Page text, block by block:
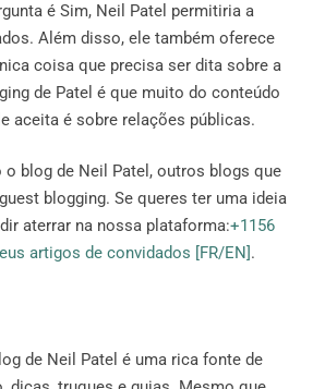
é Sim, Neil Patel permitiria a
Além disso, ele também oferece
coisa que precisa ser dita sobre a
de Patel é que muito do conteúdo
aceita é sobre relações públicas.
o blog de Neil Patel, outros blogs que
blogging. Se queres ter uma ideia
aterrar na nossa plataforma:+1156
artigos de convidados [FR/EN].
de Neil Patel é uma rica fonte de